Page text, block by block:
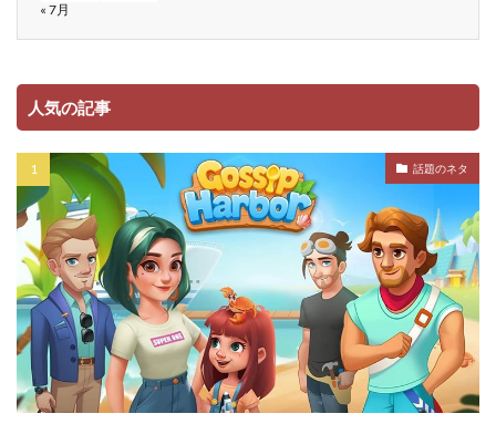
« 7月
人気の記事
話題のネタ